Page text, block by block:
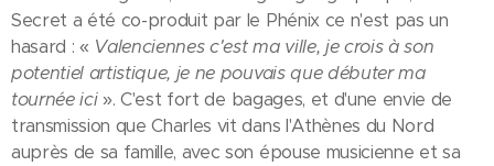
Secret a été co-produit par le Phénix ce n'est pas un
hasard : « Valenciennes c'est ma ville, je crois à son
potentiel artistique, je ne pouvais que débuter ma
tournée ici». C'est fort de bagages, et d'une envie de
transmission que Charles vit dans l'Athènes du Nord
auprès de sa famille, avec son épouse musicienne et sa